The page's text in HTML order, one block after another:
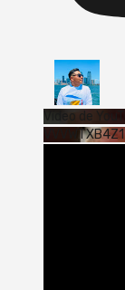
Vídeo de